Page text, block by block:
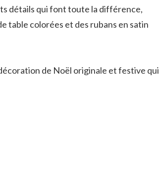
détails qui font toute la différence,
table colorées et des rubans en satin
de Noël originale et festive qui